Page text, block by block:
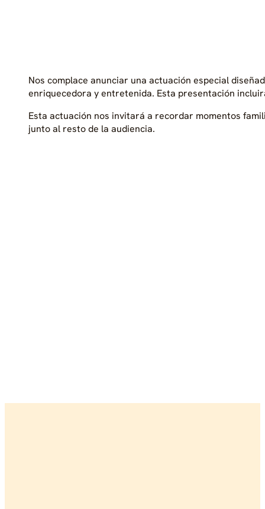
Nos complace anunciar una actuación especial
enriquecedora y entretenida. Esta presentación
Esta actuación nos invitará a recordar momentos
junto al resto de la audiencia.